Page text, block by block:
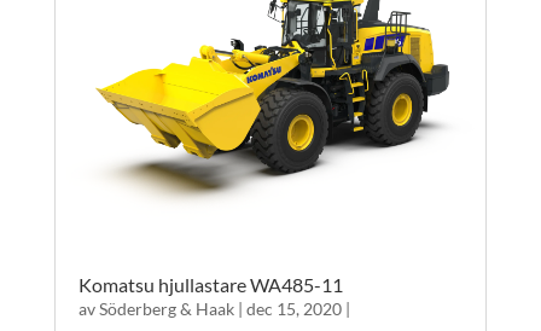
Komatsu hjullastare WA485-11
avSöderberg & Haak| dec 15, 2020|